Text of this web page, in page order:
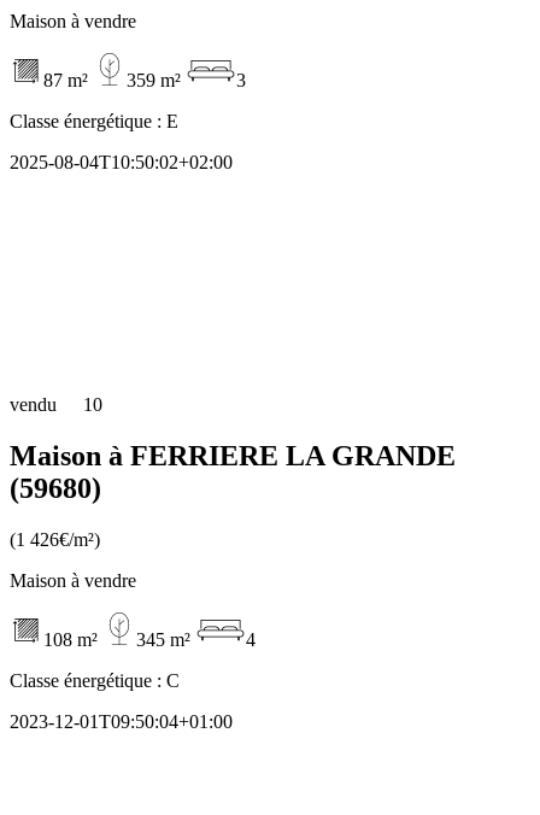
Maison à vendre
87 m² 359 m²
3
Classe énergétique : E
2025-08-04T10:50:02+02:00
vendu 10
Maison à FERRIERE LA GRANDE
(59680)
(1 426€/m²)
Maison à vendre
108 m² 345 m²
4
Classe énergétique : C
2023-12-01T09:50:04+01:00